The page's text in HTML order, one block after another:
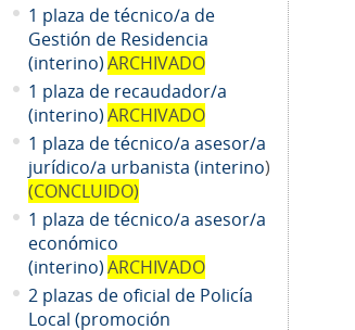
1 plaza de técnico/a de
Gestión de Residencia
(interino)ARCHIVADO
1 plaza de recaudador/a
(interino)ARCHIVADO
1 plaza de técnico/a asesor/a
jurídico/a urbanista (interino)
(CONCLUIDO)
1 plaza de técnico/a asesor/a
económico
(interino)ARCHIVADO
2 plazas de oficial de Policía
Local (promoción